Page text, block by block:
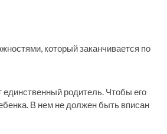
который заканчивается по
единственный родитель. Чтобы его
В нем не должен быть вписан